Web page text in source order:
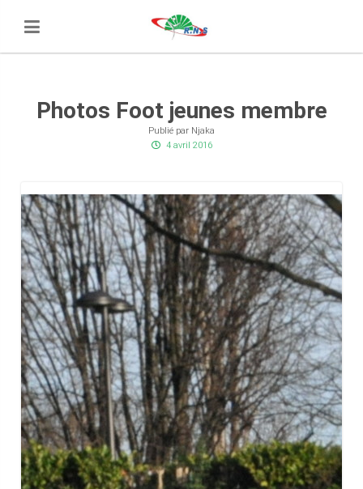
Photos Foot jeunes membre
Publié par Njaka
4 avril 2016